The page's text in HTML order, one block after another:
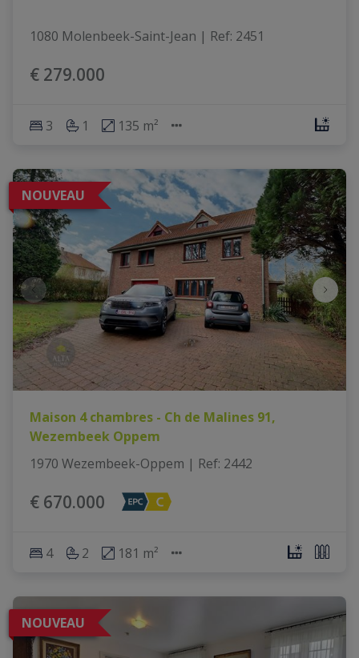
1080 Molenbeek-Saint-Jean | Ref: 2451
€ 279.000
3 1 135 m²
NOUVEAU
Maison 4 chambres - Ch de Malines 91,
Wezembeek Oppem
1970 Wezembeek-Oppem | Ref: 2442
€ 670.000
4 2 181 m²
NOUVEAU